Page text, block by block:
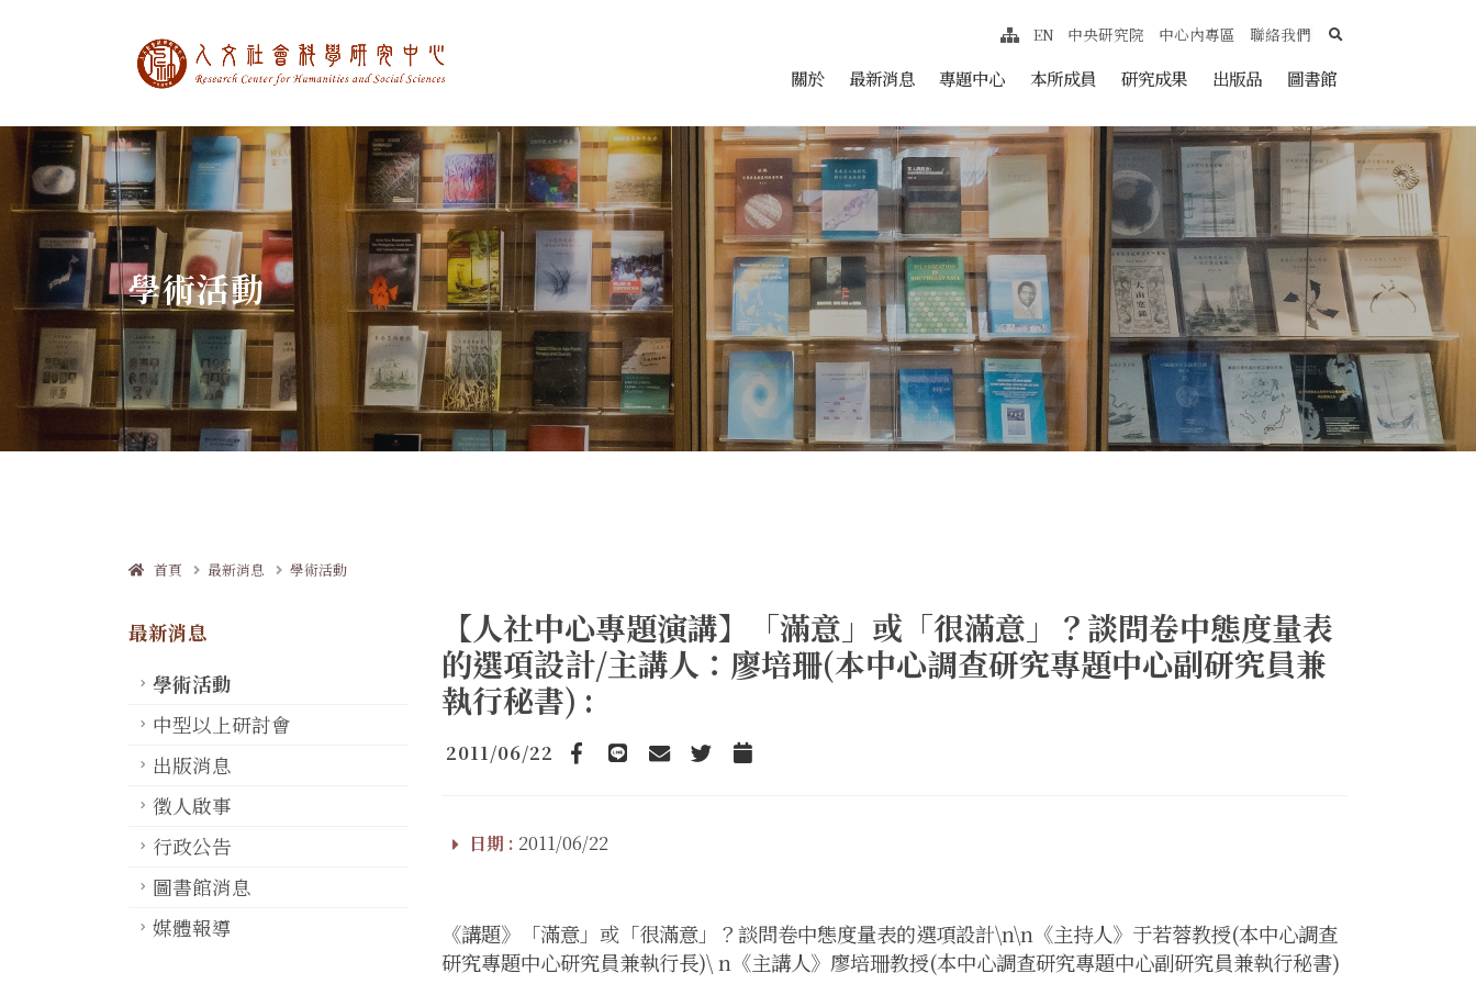
中央研究院人文社會科學研究中心 跳至中央區塊/Main Content
關於 最新消息 專題中心 本所成員 研究成果 出版品 圖書館
網站導覽
EN 中央研究院 中心內專區 聯絡我們 search
學術活動
首頁 最新消息 學術活動
最新消息
學術活動
中型以上研討會
出版消息
徵人啟事
行政公告
圖書館消息
媒體報導
【人社中心專題演講】「滿意」或「很滿意」？談問卷中態度量表
的選項設計/主講人：廖培珊(本中心調查研究專題中心副研究員兼
執行秘書) :
2011/06/22
Facebook
line emailTwitterAdd to Calendar
日期 : 2011/06/22
《講題》「滿意」或「很滿意」？談問卷中態度量表的選項設計\n\n《主持人》于若蓉教授(本中心調查
研究專題中心研究員兼執行長)\ n《主講人》廖培珊教授(本中心調查研究專題中心副研究員兼執行秘書)